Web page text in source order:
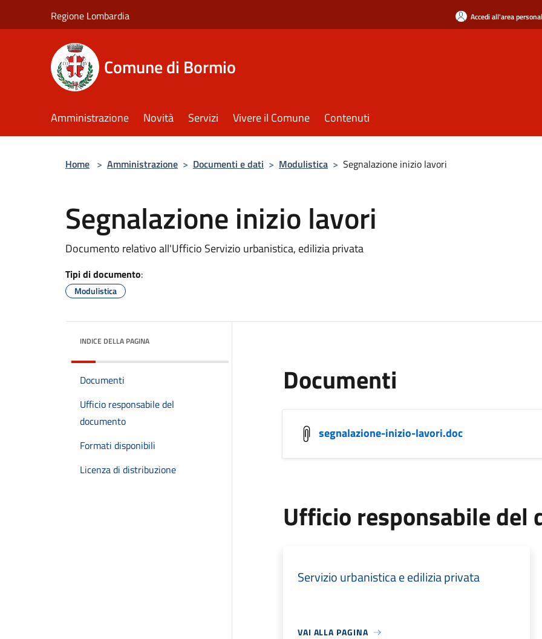
Regione Lombardia Accedi all'area
Comune di Bormio
Amministrazione Novità Servizi Vivere il Comune Contenuti
Home > Amministrazione > Documenti e dati > Modulistica > Segnalazione inizio lavori
Segnalazione inizio lavori
Documento relativo all'Ufficio Servizio urbanistica, edilizia privata
Tipi di documento:
Modulistica
INDICE DELLA PAGINA
Documenti
Ufficio responsabile del
documento
Formati disponibili
Licenza di distribuzione
Documenti
segnalazione-inizio-lavori.doc
Ufficio responsabile del
Servizio urbanistica e edilizia privata
VAI ALLA PAGINA